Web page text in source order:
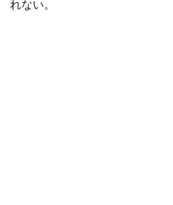
れない。